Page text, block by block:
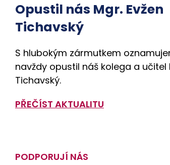
Opustil nás Mgr. Evžen
Tichavský
S hlubokým zármutkem
navždy opustil náš kolega a učitel
Tichavský.
PŘEČÍST AKTUALITU
PODPORUJÍ NÁS